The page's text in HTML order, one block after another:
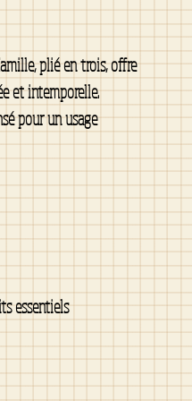
plié en trois, offre
et intemporelle.
pour un usage
essentiels